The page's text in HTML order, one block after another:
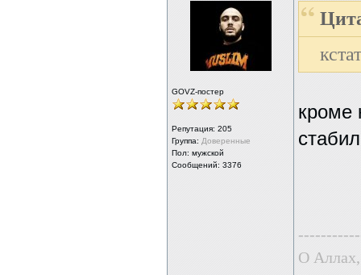
GOVZ-постер
Репутация: 205
Группа: Доверенные
Пол: мужской
Сообщений: 3376
кроме
О Аллах,